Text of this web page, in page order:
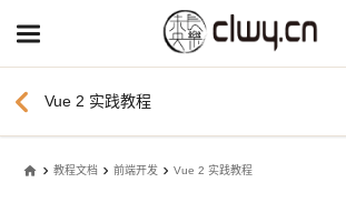
chevron_left Vue 2 实践教程
home 教程文档 前端开发 Vue 2 实践教程